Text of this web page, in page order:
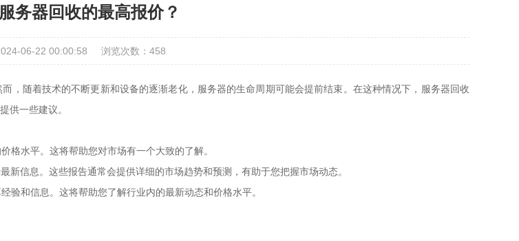
务器回收的最高报价？
06-22 00:00:58 浏览次数： 458
，随着技术的不断更新和设备的逐渐老化，服务器的生命周期可能会提前结束。在这种情况下，服务器回收
供一些建议。
格水平。这将帮助您对市场有一个大致的了解。
信息。这些报告通常会提供详细的市场趋势和预测，有助于您把握市场动态。
和信息。这将帮助您了解行业内的最新动态和价格水平。